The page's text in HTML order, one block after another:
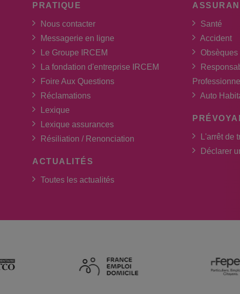
PRATIQUE
Nous contacter
Messagerie en ligne
Le Groupe IRCEM
La fondation d'entreprise IRCEM
Foire Aux Questions
Réclamations
Lexique
Lexique assurances
Résiliation / Renonciation
ACTUALITÉS
Toutes les actualités
Santé
Accident
Obsèques
Auto
L'arrêt de
Déclarer